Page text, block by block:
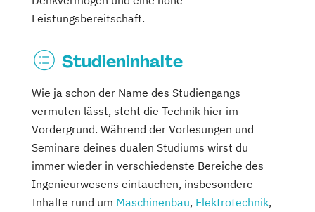
Leistungsbereitschaft.
Studieninhalte
Wie ja schon der Name des Studiengangs
vermuten lässt, steht die Technik hier im
Vordergrund. Während der Vorlesungen und
Seminare deines dualen Studiums wirst du
immer wieder in verschiedenste Bereiche des
Ingenieurwesens eintauchen, insbesondere
Inhalte rund um Maschinenbau, Elektrotechnik,